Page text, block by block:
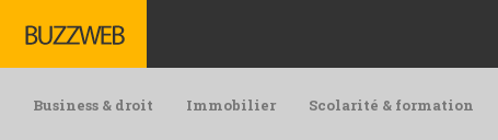
Business & droit Immobilier Scolarité & formation